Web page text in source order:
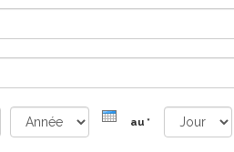
au *